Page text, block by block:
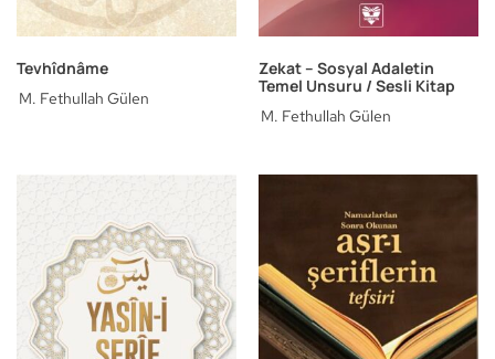
Tevhîdnâme
M. Fethullah Gülen
Zekat – Sosyal Adaletin
Temel Unsuru / Sesli Kitap
M. Fethullah Gülen